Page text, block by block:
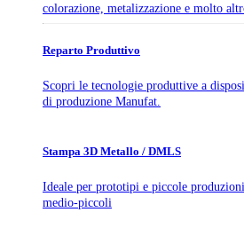
colorazione, metalizzazione e molto
Reparto Produttivo
Scopri le tecnologie produttive a
di produzione Manufat.
Stampa 3D Metallo / DMLS
Ideale per prototipi e piccole
medio-piccoli